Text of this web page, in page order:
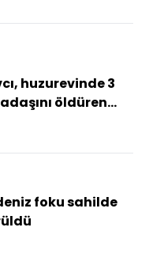
huzurevinde 3
öldüren
istedi
foku sahilde